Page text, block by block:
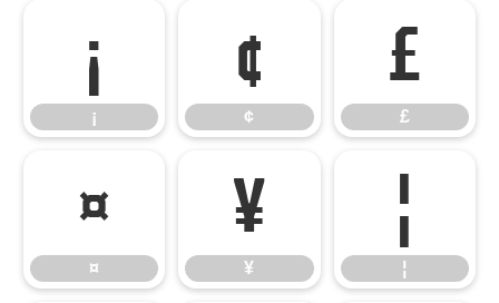
¡
¡
¢
¢
£
£
¤
¤
¥
¥
¦
¦